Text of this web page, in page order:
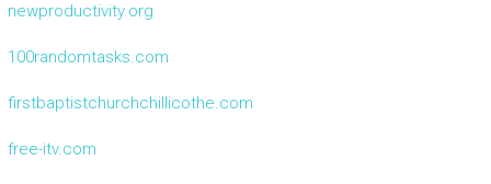
newproductivity.org
100randomtasks.com
firstbaptistchurchchillicothe.com
free-itv.com